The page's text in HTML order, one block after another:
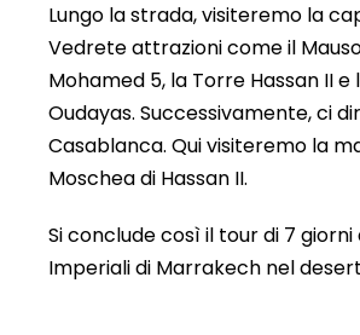
Lungo la strada, visiteremo la
Vedrete attrazioni come il
Mohamed 5, la Torre Hassan II e
Oudayas. Successivamente, ci
Casablanca. Qui visiteremo la
Moschea di Hassan II.
Si conclude così il tour di 7
Imperiali di Marrakech nel